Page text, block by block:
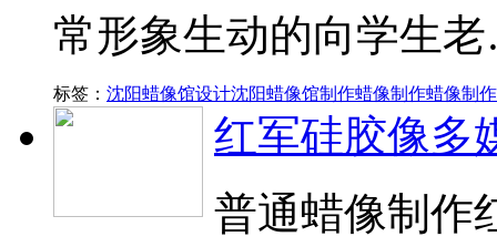
常形象生动的向学生
标签： 沈阳蜡像馆设计沈阳蜡像馆制作蜡像制作蜡像制
红军硅胶像多
普通蜡像制作